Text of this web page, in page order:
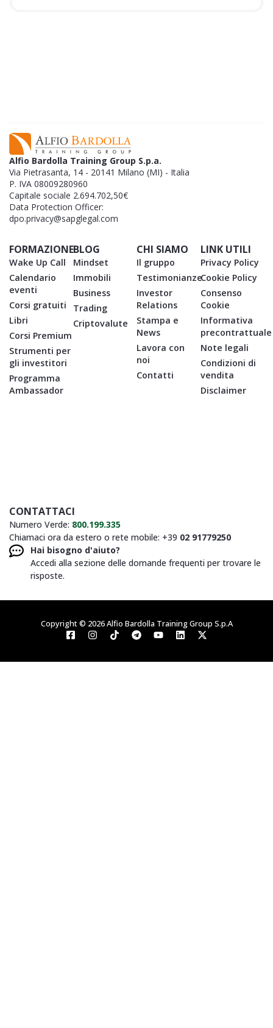
Alfio Bardolla Training Group S.p.a.
Via Pietrasanta, 14 - 20141 Milano (MI) - Italia
P. IVA 08009280960
Capitale sociale 2.694.702,50€
Data Protection Officer:
dpo.privacy@sapglegal.com
FORMAZIONE
Wake Up Call
Calendario
eventi
Corsi gratuiti
Libri
Corsi Premium
Strumenti per
gli investitori
Programma
Ambassador
BLOG
Mindset
Immobili
Business
Trading
Criptovalute
CHI SIAMO
Il gruppo
Testimonianze
Investor
Relations
Stampa e
News
Lavora con
noi
Contatti
LINK UTILI
Privacy Policy
Cookie Policy
Consenso
Cookie
Informativa
precontrattuale
Note legali
Condizioni di
vendita
Disclaimer
CONTATTACI
Numero Verde: 800.199.335
Chiamaci ora da estero o rete mobile: +39 02 91779250
Hai bisogno d'aiuto?
Accedi alla sezione delle domande frequenti per trovare le
risposte.
Copyright © 2026 Alfio Bardolla Training Group S.p.A